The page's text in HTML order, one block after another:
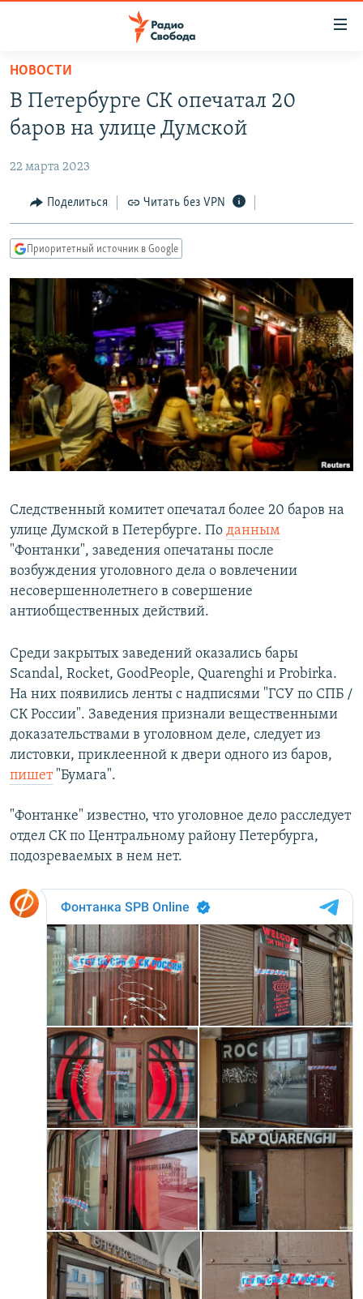
упрощенного
доступа
Вернуться
основному
Вернутся
главной
навигации
Вернутся
поиску
ПРОГРАММЫ
ПОДКАСТЫ
АВТОРСКИЕ ПРОЕКТЫ
ЦИТАТЫ СВОБОДЫ
МНЕНИЯ
IDEL.РЕАЛИИ
КАВКАЗ.РЕАЛИИ
СЕВЕР.РЕАЛИИ
СИБИРЬ.РЕАЛИИ
РАСПИСАНИЕ ВЕЩАНИЯ
ПОДПИШИТЕСЬ НА РАССЫЛКУ
СОЦИАЛЬНЫЕ СЕТИ
Все сайты РСЕ/РС
НОВОСТИ
В Петербурге СК опечатал 20
баров на улице Думской
22 марта 2023
Поделиться Читать без VPN
Приоритетный источник в Google
Следственный комитет опечатал более 20 баров на
улице Думской в Петербурге. По данным
"Фонтанки", заведения опечатаны после
возбуждения уголовного дела о вовлечении
несовершеннолетнего в совершение
антиобщественных действий.
Среди закрытых заведений оказались бары
Scandal, Rocket, GoodPeople, Quarenghi и Probirka.
На них появились ленты с надписями "ГСУ по СПБ /
СК России". Заведения признали вещественными
доказательствами в уголовном деле, следует из
листовки, приклеенной к двери одного из баров,
пишет"Бумага".
"Фонтанке" известно, что уголовное дело расследует
отдел СК по Центральному району Петербурга,
подозреваемых в нем нет.